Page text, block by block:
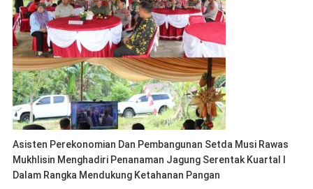
Asisten Perekonomian Dan Pembangunan Setda Musi Rawas
Mukhlisin Menghadiri Penanaman Jagung Serentak Kuartal I
Dalam Rangka Mendukung Ketahanan Pangan